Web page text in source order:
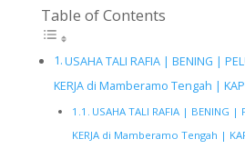
Table of Contents
USAHA TALI RAFIA | BENING |
KERJA di Mamberamo Tengah |
USAHA TALI RAFIA | BENING |
KERJA di Mamberamo Tengah |